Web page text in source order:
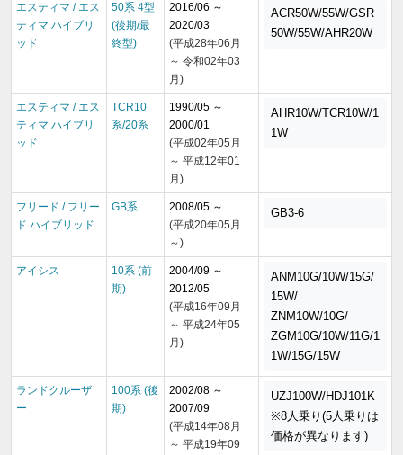
エスティマ / エス
ティマ ハイブリ
ッド
50系 4型
(後期/最
終型)
2016/06 ～
2020/03
(平成28年06月
～ 令和02年03
月)
ACR50W/55W/GSR
50W/55W/AHR20W
エスティマ / エス
ティマ ハイブリ
ッド
TCR10
系/20系
1990/05 ～
2000/01
(平成02年05月
～ 平成12年01
月)
AHR10W/TCR10W/1
1W
フリード / フリー
ド ハイブリッド
GB系
2008/05 ～
(平成20年05月
～)
GB3-6
アイシス
10系 (前
期)
2004/09 ～
2012/05
(平成16年09月
～ 平成24年05
月)
ANM10G/10W/15G/
15W/
ZNM10W/10G/
ZGM10G/10W/11G/1
1W/15G/15W
ランドクルーザ
ー
100系 (後
期)
2002/08 ～
2007/09
(平成14年08月
～ 平成19年09
UZJ100W/HDJ101K
※8人乗り(5人乗りは
価格が異なります)